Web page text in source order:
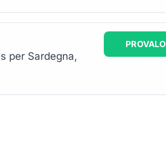
per Sardegna,
PROVALO